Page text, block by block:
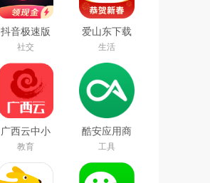
抖音极速版
免费下载
2026最新版
社交
爱山东下载
app官方最
新版
生活
广西云中小
学空中课堂
app
教育
酷安应用商
店app下载
2026最新版
工具